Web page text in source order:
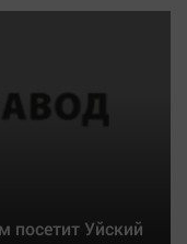
посетит Уйский